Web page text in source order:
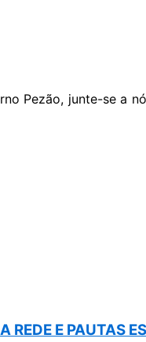
Pezão, junte-se a
REDE E PAUTAS